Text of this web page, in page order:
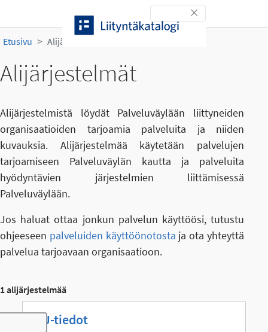
Toggle navigation
Etusivu Alijärjestelmät
Alijärjestelmät
Alijärjestelmistä löydät Palveluväylään liittyneiden
organisaatioiden tarjoamia palveluita ja niiden
kuvauksia. Alijärjestelmää käytetään palvelujen
tarjoamiseen Palveluväylän kautta ja palveluita
hyödyntävien järjestelmien liittämisessä
Palveluväylään.
Jos haluat ottaa jonkun palvelun käyttöösi, tutustu
ohjeeseen palveluiden käyttöönotosta ja ota yhteyttä
palvelua tarjoavaan organisaatioon.
1 alijärjestelmää
Toggle navigation
YTJ-tiedot